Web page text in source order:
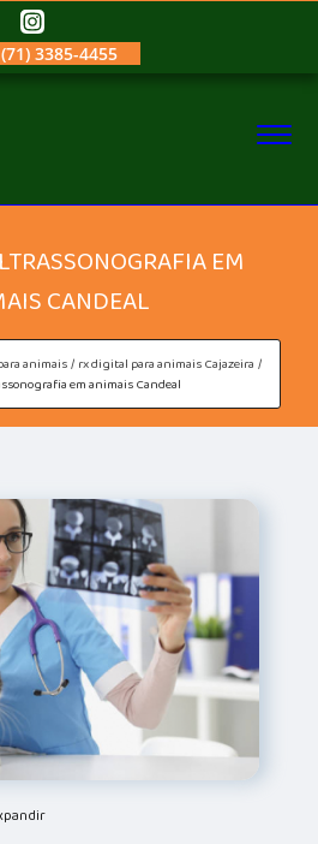
(71) 3385-4455
EM
CANDEAL
animais rx digital para animais Cajazeira
em animais Candeal